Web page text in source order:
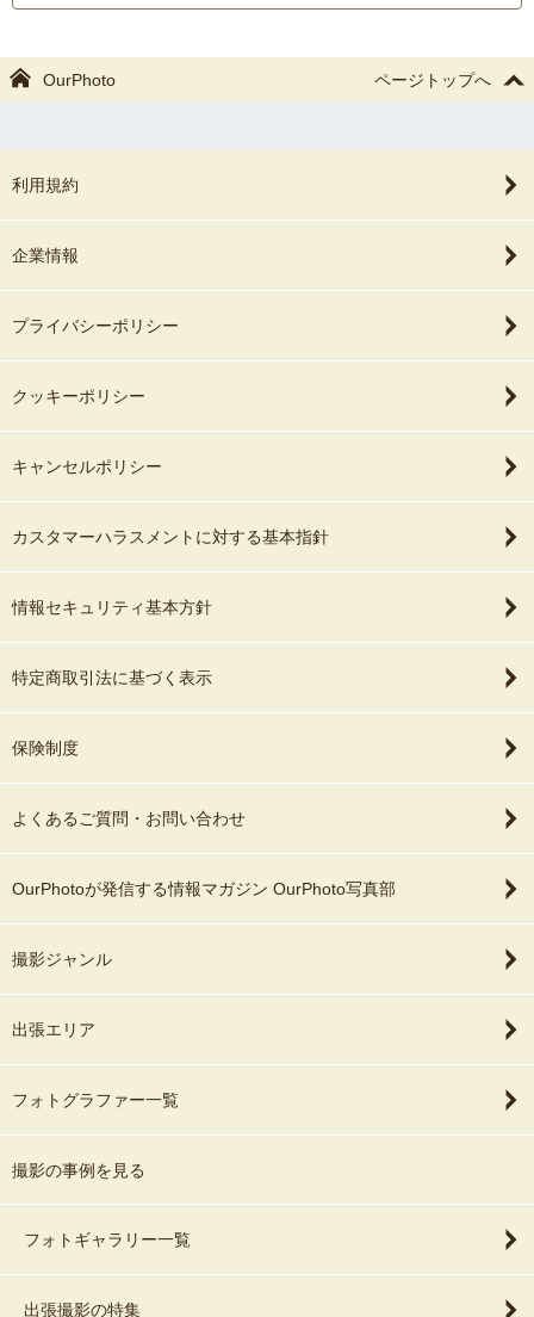
OurPhoto ページトップへ
利用規約
企業情報
プライバシーポリシー
クッキーポリシー
キャンセルポリシー
カスタマーハラスメントに対する基本指針
情報セキュリティ基本方針
特定商取引法に基づく表示
保険制度
よくあるご質問・お問い合わせ
OurPhotoが発信する情報マガジン OurPhoto写真部
撮影ジャンル
出張エリア
フォトグラファー一覧
撮影の事例を見る
フォトギャラリー一覧
出張撮影の特集